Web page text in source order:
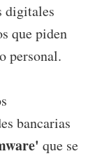
digitales
que piden
personal.
bancarias
que se